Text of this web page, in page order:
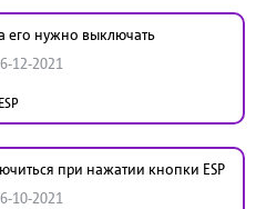
его нужно выключать
12-2021
ESP
при нажатии кнопки ESP
10-2021